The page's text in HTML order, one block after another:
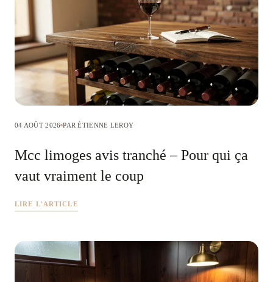
04 AOÛT 2026 PAR ÉTIENNE LEROY
Mcc limoges avis tranché – Pour qui ça
vaut vraiment le coup
LIRE L'ARTICLE